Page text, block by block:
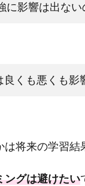
に影響は出ない
くも悪くも影
将来の学習結
ングは避けたい